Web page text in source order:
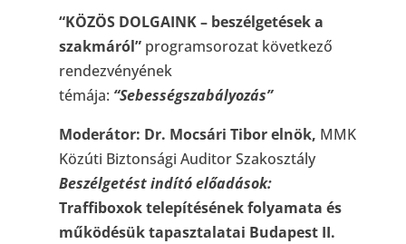
“KÖZÖS DOLGAINK – beszélgetések a
szakmáról” programsorozat következő
rendezvényének
témája: “Sebességszabályozás”
Moderátor: Dr. Mocsári Tibor elnök, MMK
Közúti Biztonsági Auditor Szakosztály
Beszélgetést indító előadások:
Traffiboxok telepítésének folyamata és
működésük tapasztalatai Budapest II.